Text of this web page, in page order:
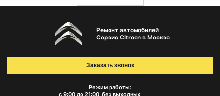
Ремонт автомобилей
Сервис Citroen в Москве
Режим работы:
с 9:00 до 21:00 без выходных
Заказать звонок